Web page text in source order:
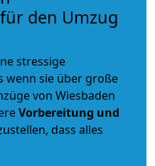
den Umzug
stressige
wenn sie über große
von Wiesbaden
Vorbereitung und
dass alles